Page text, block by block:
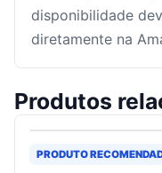
disponibilidade
diretamente na
Produtos
PRODUTO